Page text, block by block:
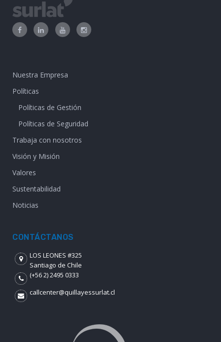
Nuestra Empresa
Políticas
Políticas de Gestión
Políticas de Seguridad
Trabaja con nosotros
Visión y Misión
Valores
Sustentabilidad
Noticias
CONTÁCTANOS
LOS LEONES #325
Santiago de Chile
(+56 2) 2495 0333
callcenter@quillayessurlat.cl